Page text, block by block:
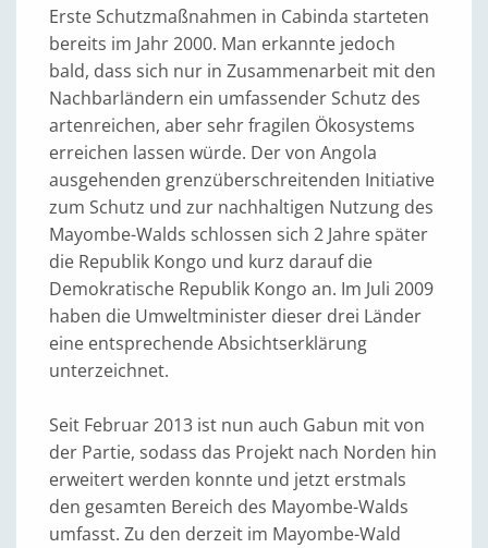
Erste Schutzmaßnahmen in Cabinda starteten
bereits im Jahr 2000. Man erkannte jedoch
bald, dass sich nur in Zusammenarbeit mit den
Nachbarländern ein umfassender Schutz des
artenreichen, aber sehr fragilen Ökosystems
erreichen lassen würde. Der von Angola
ausgehenden grenzüberschreitenden Initiative
zum Schutz und zur nachhaltigen Nutzung des
Mayombe-Walds schlossen sich 2 Jahre später
die Republik Kongo und kurz darauf die
Demokratische Republik Kongo an. Im Juli 2009
haben die Umweltminister dieser drei Länder
eine entsprechende Absichtserklärung
unterzeichnet.
Seit Februar 2013 ist nun auch Gabun mit von
der Partie, sodass das Projekt nach Norden hin
erweitert werden konnte und jetzt erstmals
den gesamten Bereich des Mayombe-Walds
umfasst. Zu den derzeit im Mayombe-Wald